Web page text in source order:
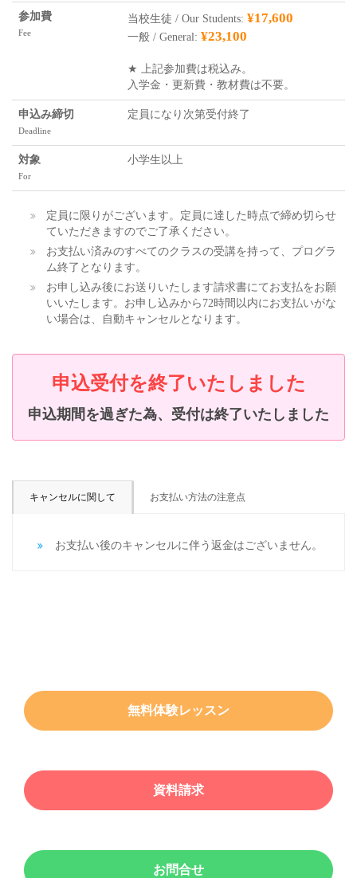
参加費
Fee
当校生徒 / Our Students: ¥17,600
一般 / General: ¥23,100
★ 上記参加費は税込み。
入学金・更新費・教材費は不要。
申込み締切
Deadline
定員になり次第受付終了
対象
For
小学生以上
定員に限りがございます。定員に達した時点で締め切らせ
ていただきますのでご了承ください。
お支払い済みのすべてのクラスの受講を持って、プログラ
ム終了となります。
お申し込み後にお送りいたします請求書にてお支払をお願
いいたします。お申し込みから72時間以内にお支払いがな
い場合は、自動キャンセルとなります。
申込受付を終了いたしました
申込期間を過ぎた為、受付は終了いたしました
キャンセルに関して お支払い方法の注意点
お支払い後のキャンセルに伴う返金はございません。
無料体験レッスン
資料請求
お問合せ